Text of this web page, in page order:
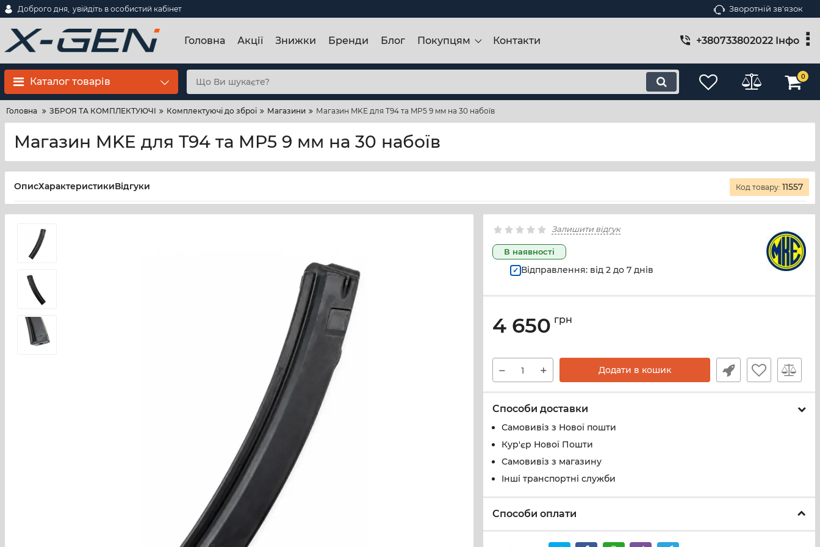
Доброго дня, увійдіть в особистий кабінет Зворотній зв'язок
Головна Акції Знижки Бренди Блог Покупцям Контакти +380733802022 Інфо
Каталог товарів 0
Головна ЗБРОЯ ТА КОМПЛЕКТУЮЧІ Комплектуючі до зброї Магазини Магазин MKE для T94 та MP5 9 мм на 30 набоїв
Магазин MKE для T94 та MP5 9 мм на 30 набоїв
ОписХарактеристикиВідгуки Код товару: 11557
Залишити відгук
В наявності
Відправлення: від 2 до 7 днів
4 650 грн
− + Додати в кошик
Способи доставки
Самовивіз з Нової пошти
Кур'єр Нової Пошти
Самовивіз з магазину
Інші транспортні служби
Способи оплати